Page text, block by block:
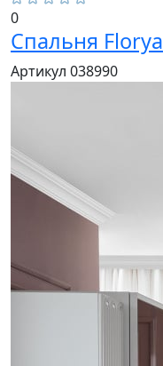
0
Спальня Florya
Артикул 038990